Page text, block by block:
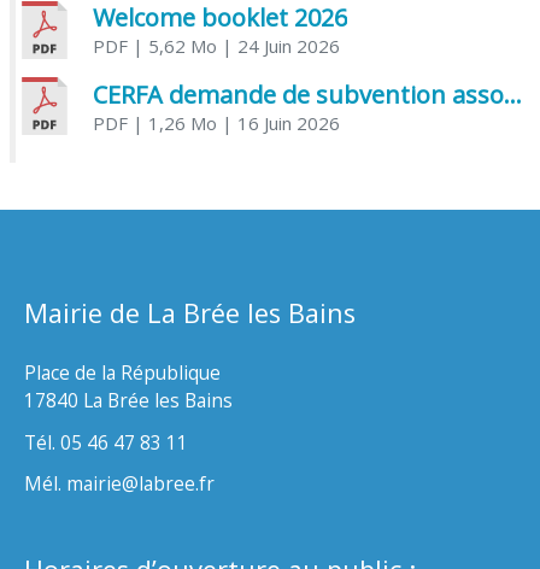
Welcome booklet 2026
PDF| 5,62 Mo | 24 Juin 2026
CERFA demande de subvention association
PDF| 1,26 Mo | 16 Juin 2026
Mairie de La Brée les Bains
Place de la République
17840 La Brée les Bains
Tél. 05 46 47 83 11
Mél. mairie@labree.fr